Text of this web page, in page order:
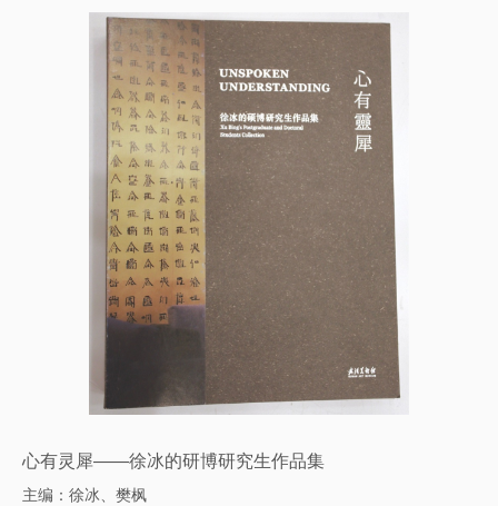
心有灵犀——徐冰的研博研究生作品集
主编：徐冰、樊枫